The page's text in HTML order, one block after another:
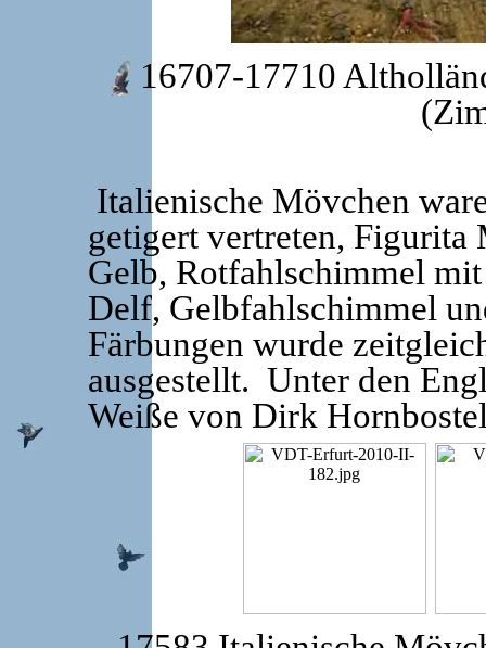
16707-17710
Italienische Mövchen
getigert vertreten, Figurita
Gelb, Rotfahlschimmel
Delf, Gelbfahlschimmel
Färbungen wurde
ausgestellt. Unter den
Weiße von Dirk